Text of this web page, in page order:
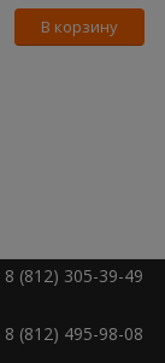
В корзину
8 (812) 305-39-49
8 (812) 495-98-08